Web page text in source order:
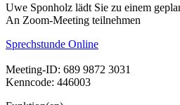
Uwe Sponholz lädt Sie zu einem
An Zoom-Meeting teilnehmen
Sprechstunde Online
Meeting-ID: 689 9872 3031
Kenncode: 446003